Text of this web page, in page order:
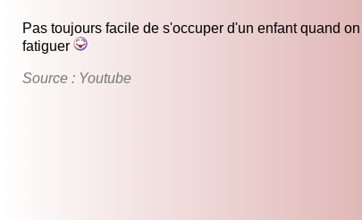
Pas toujours facile de s'occuper d'un enfant quand
fatiguer
Source : Youtube